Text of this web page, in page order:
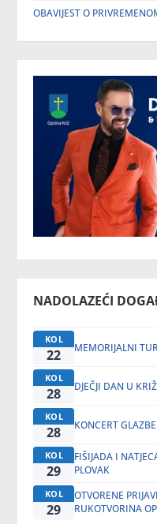
OBAVIJEST O
NADOLAZEĆI
KOL
22 MEMORIJALNI
KOL
28 DJEČJI DAN U
KOL
28 KONCERT
KOL
29
FIŠIJADA I
PLOVAK
KOL
29
OTVORENE
RUKOTVORINA